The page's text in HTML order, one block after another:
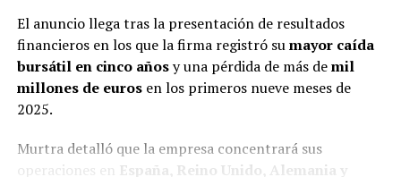
tener.
Además de su función sindical, Zayún González aparece
vinculado con negocios paralelos y familiares.
reportaje anterior (https://xpectrofm.com/se-empena-
El anuncio llega tras la presentación de resultados
financieros en los que la firma registró sumayor caída
bursátil en cinco añosy una pérdida de más demil
millones de eurosen los primeros nueve meses de
2025.
Murtra detalló que la empresa concentrará sus
operaciones en España, Reino Unido, Alemania y